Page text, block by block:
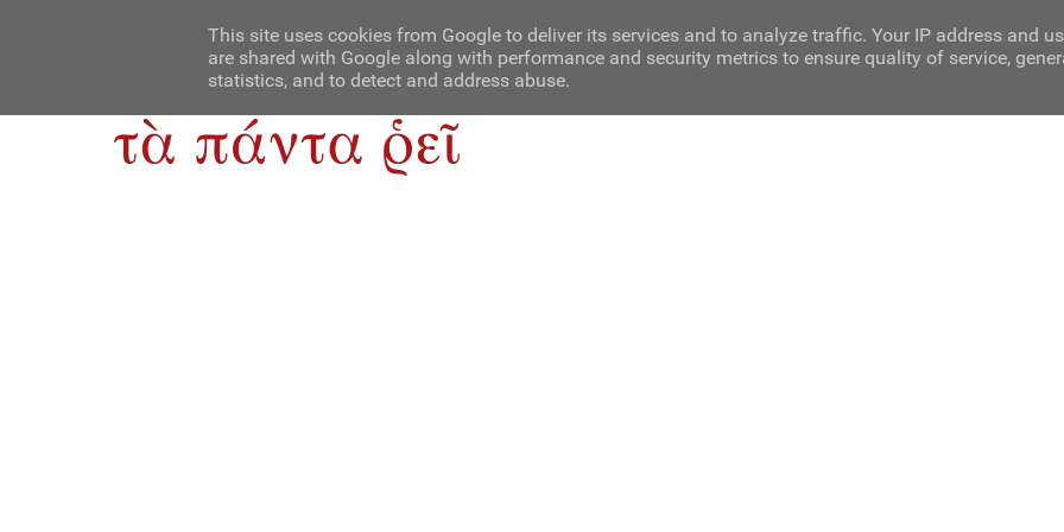
Contact Us About Us
This site uses cookies from Google to deliver its services and to analyze traffic. Your IP address and
are shared with Google along with performance and security metrics to ensure quality of service,
statistics, and to detect and address abuse.